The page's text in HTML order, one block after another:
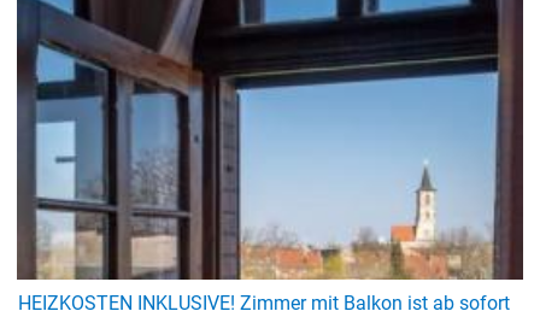
HEIZKOSTEN INKLUSIVE! Zimmer mit Balkon ist ab sofort